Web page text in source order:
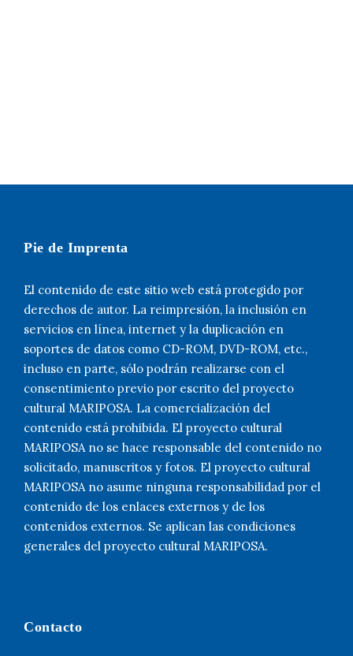
Pie de Imprenta
El contenido de este sitio web está protegido por
derechos de autor. La reimpresión, la inclusión en
servicios en línea, internet y la duplicación en
soportes de datos como CD-ROM, DVD-ROM, etc.,
incluso en parte, sólo podrán realizarse con el
consentimiento previo por escrito del proyecto
cultural MARIPOSA. La comercialización del
contenido está prohibida. El proyecto cultural
MARIPOSA no se hace responsable del contenido no
solicitado, manuscritos y fotos. El proyecto cultural
MARIPOSA no asume ninguna responsabilidad por el
contenido de los enlaces externos y de los
contenidos externos. Se aplican las condiciones
generales del proyecto cultural MARIPOSA.
Contacto